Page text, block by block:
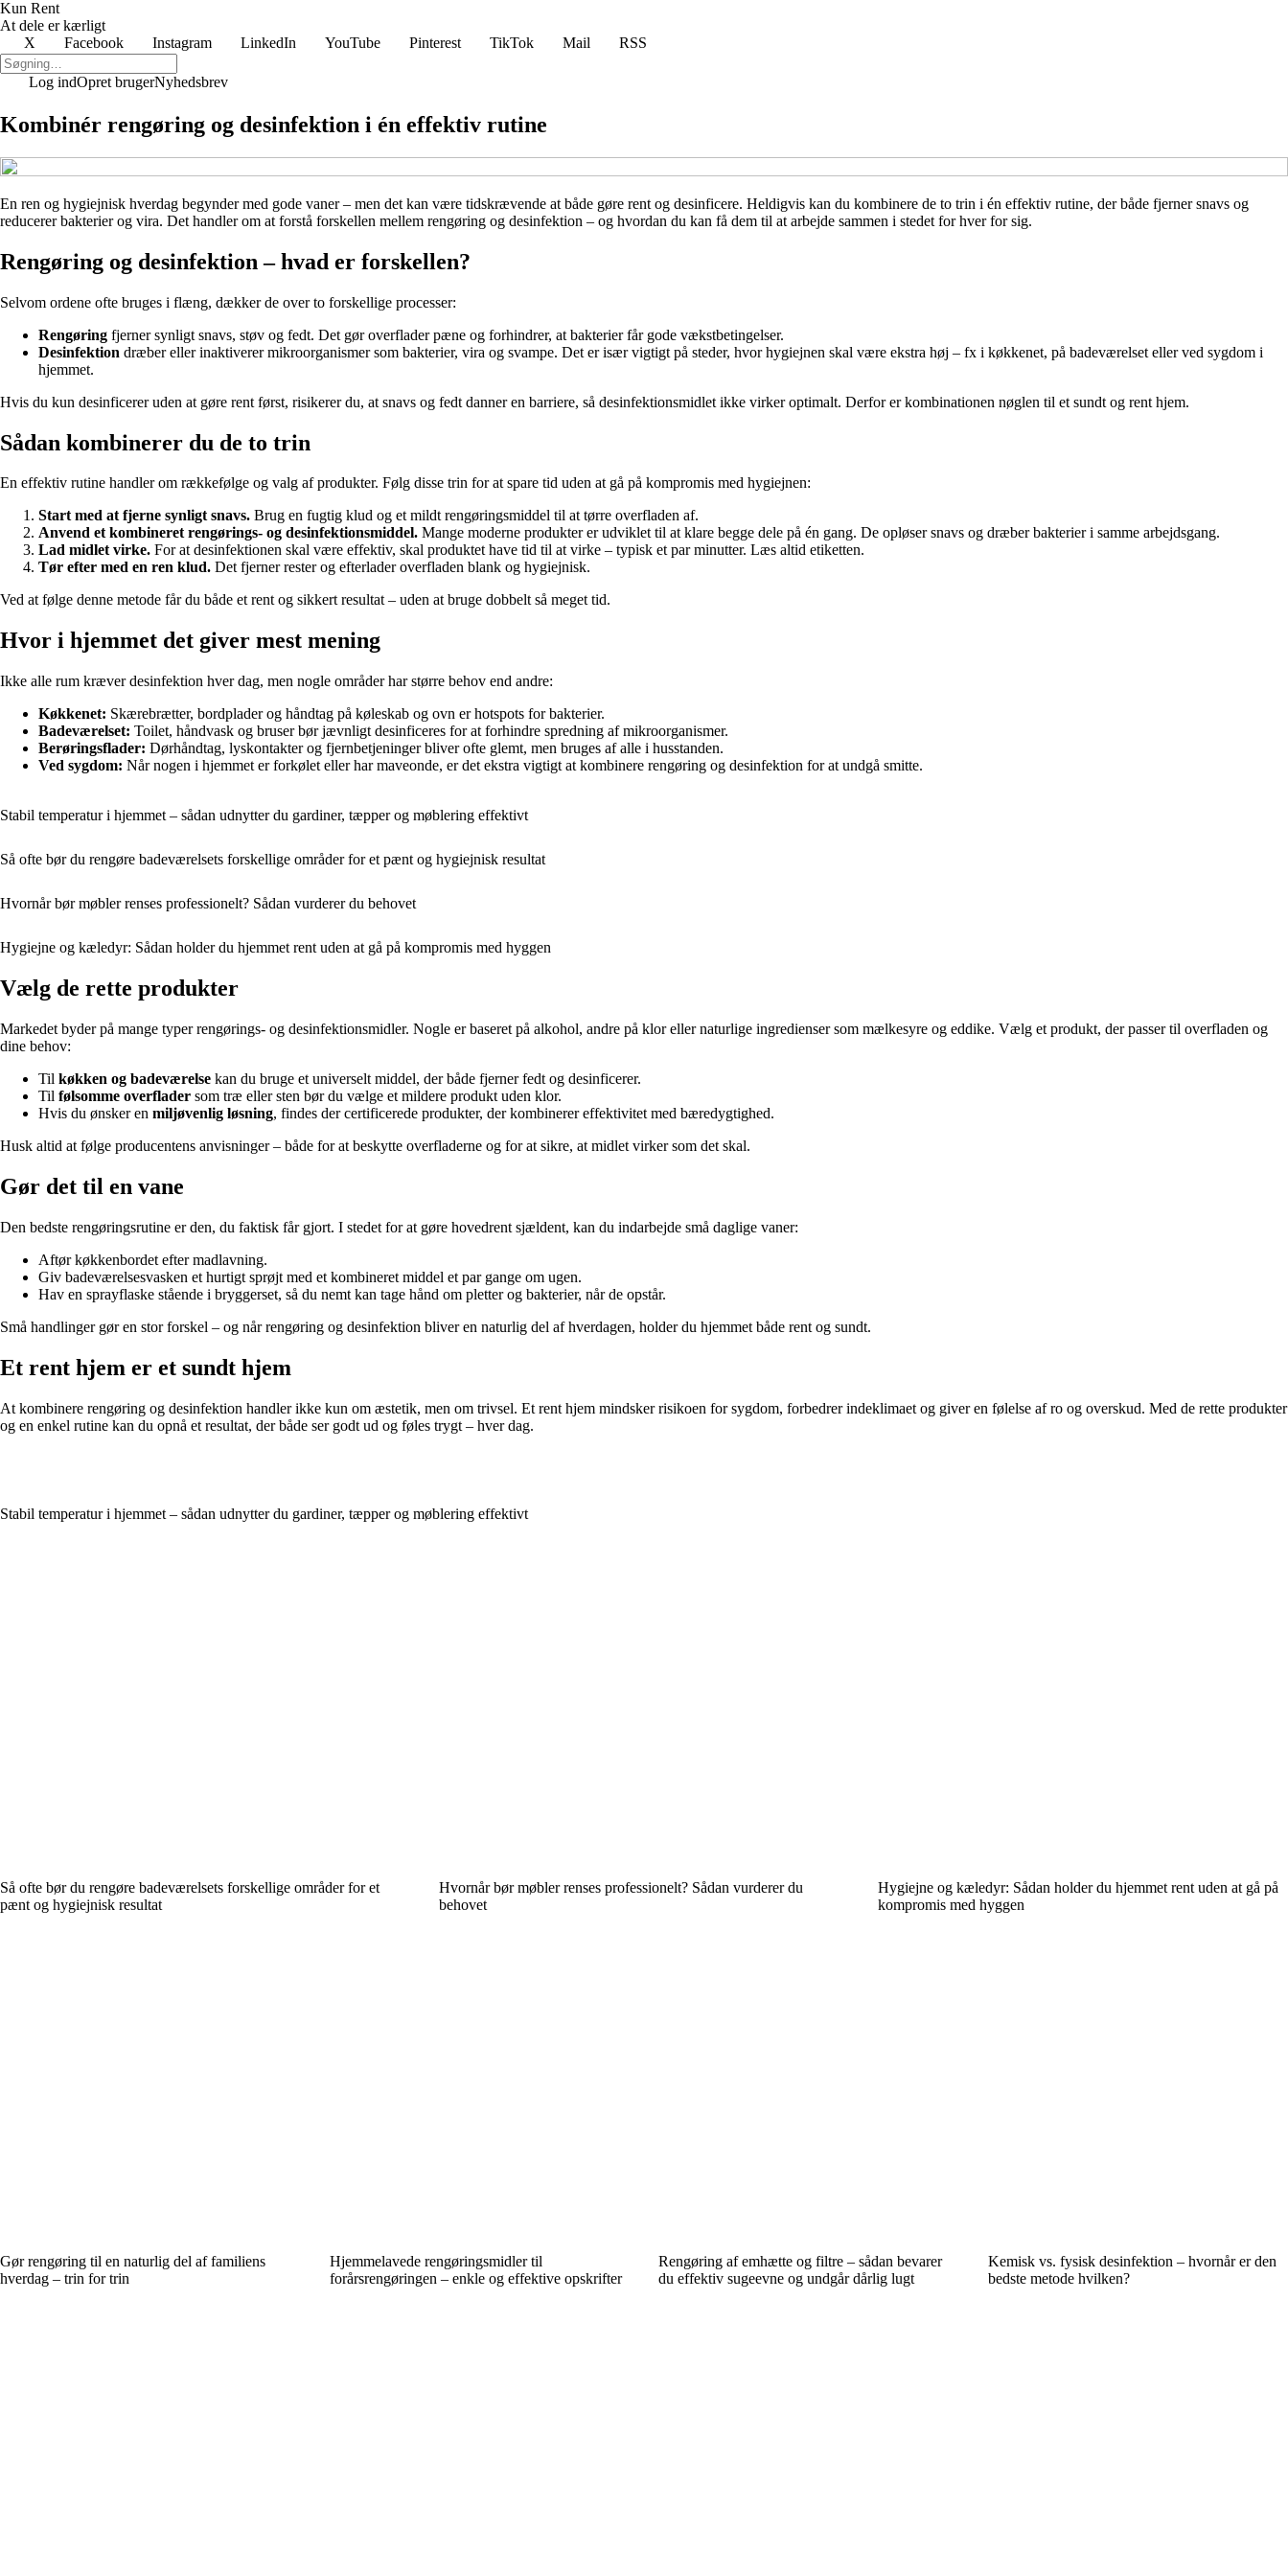
Kun Rent
At dele er kærligt
X
Facebook Instagram LinkedIn YouTube Pinterest TikTok Mail RSS
Log indOpret brugerNyhedsbrev
Kombinér rengøring og desinfektion i én effektiv rutine
En ren og hygiejnisk hverdag begynder med gode vaner – men det kan være tidskrævende at både gøre rent og desinficere. Heldigvis kan du kombinere de to trin i én effektiv rutine, der både fjerner snavs og
reducerer bakterier og vira. Det handler om at forstå forskellen mellem rengøring og desinfektion – og hvordan du kan få dem til at arbejde sammen i stedet for hver for sig.
Rengøring og desinfektion – hvad er forskellen?
Selvom ordene ofte bruges i flæng, dækker de over to forskellige processer:
Rengøring fjerner synligt snavs, støv og fedt. Det gør overflader pæne og forhindrer, at bakterier får gode vækstbetingelser.
Desinfektion dræber eller inaktiverer mikroorganismer som bakterier, vira og svampe. Det er især vigtigt på steder, hvor hygiejnen skal være ekstra høj – fx i køkkenet, på badeværelset eller ved sygdom i
hjemmet.
Hvis du kun desinficerer uden at gøre rent først, risikerer du, at snavs og fedt danner en barriere, så desinfektionsmidlet ikke virker optimalt. Derfor er kombinationen nøglen til et sundt og rent hjem.
Sådan kombinerer du de to trin
En effektiv rutine handler om rækkefølge og valg af produkter. Følg disse trin for at spare tid uden at gå på kompromis med hygiejnen:
Start med at fjerne synligt snavs. Brug en fugtig klud og et mildt rengøringsmiddel til at tørre overfladen af.
Anvend et kombineret rengørings- og desinfektionsmiddel. Mange moderne produkter er udviklet til at klare begge dele på én gang. De opløser snavs og dræber bakterier i samme arbejdsgang.
Lad midlet virke. For at desinfektionen skal være effektiv, skal produktet have tid til at virke – typisk et par minutter. Læs altid etiketten.
Tør efter med en ren klud. Det fjerner rester og efterlader overfladen blank og hygiejnisk.
Ved at følge denne metode får du både et rent og sikkert resultat – uden at bruge dobbelt så meget tid.
Hvor i hjemmet det giver mest mening
Ikke alle rum kræver desinfektion hver dag, men nogle områder har større behov end andre:
Køkkenet: Skærebrætter, bordplader og håndtag på køleskab og ovn er hotspots for bakterier.
Badeværelset: Toilet, håndvask og bruser bør jævnligt desinficeres for at forhindre spredning af mikroorganismer.
Berøringsflader: Dørhåndtag, lyskontakter og fjernbetjeninger bliver ofte glemt, men bruges af alle i husstanden.
Ved sygdom: Når nogen i hjemmet er forkølet eller har maveonde, er det ekstra vigtigt at kombinere rengøring og desinfektion for at undgå smitte.
Stabil temperatur i hjemmet – sådan udnytter du gardiner, tæpper og møblering effektivt
Så ofte bør du rengøre badeværelsets forskellige områder for et pænt og hygiejnisk resultat
Hvornår bør møbler renses professionelt? Sådan vurderer du behovet
Hygiejne og kæledyr: Sådan holder du hjemmet rent uden at gå på kompromis med hyggen
Vælg de rette produkter
Markedet byder på mange typer rengørings- og desinfektionsmidler. Nogle er baseret på alkohol, andre på klor eller naturlige ingredienser som mælkesyre og eddike. Vælg et produkt, der passer til overfladen og
dine behov:
Til køkken og badeværelse kan du bruge et universelt middel, der både fjerner fedt og desinficerer.
Til følsomme overflader som træ eller sten bør du vælge et mildere produkt uden klor.
Hvis du ønsker en miljøvenlig løsning, findes der certificerede produkter, der kombinerer effektivitet med bæredygtighed.
Husk altid at følge producentens anvisninger – både for at beskytte overfladerne og for at sikre, at midlet virker som det skal.
Gør det til en vane
Den bedste rengøringsrutine er den, du faktisk får gjort. I stedet for at gøre hovedrent sjældent, kan du indarbejde små daglige vaner:
Aftør køkkenbordet efter madlavning.
Giv badeværelsesvasken et hurtigt sprøjt med et kombineret middel et par gange om ugen.
Hav en sprayflaske stående i bryggerset, så du nemt kan tage hånd om pletter og bakterier, når de opstår.
Små handlinger gør en stor forskel – og når rengøring og desinfektion bliver en naturlig del af hverdagen, holder du hjemmet både rent og sundt.
Et rent hjem er et sundt hjem
At kombinere rengøring og desinfektion handler ikke kun om æstetik, men om trivsel. Et rent hjem mindsker risikoen for sygdom, forbedrer indeklimaet og giver en følelse af ro og overskud. Med de rette produkter
og en enkel rutine kan du opnå et resultat, der både ser godt ud og føles trygt – hver dag.
Stabil temperatur i hjemmet – sådan udnytter du gardiner, tæpper og møblering effektivt
Så ofte bør du rengøre badeværelsets forskellige områder for et
pænt og hygiejnisk resultat
Hvornår bør møbler renses professionelt? Sådan vurderer du
behovet
Hygiejne og kæledyr: Sådan holder du hjemmet rent uden at gå på
kompromis med hyggen
Gør rengøring til en naturlig del af familiens
hverdag – trin for trin
Hjemmelavede rengøringsmidler til
forårsrengøringen – enkle og effektive opskrifter
Rengøring af emhætte og filtre – sådan bevarer
du effektiv sugeevne og undgår dårlig lugt
Kemisk vs. fysisk desinfektion – hvornår er den
bedste metode hvilken?